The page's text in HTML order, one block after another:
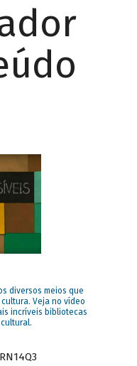
diversos meios que
Veja no vídeo
incríveis bibliotecas